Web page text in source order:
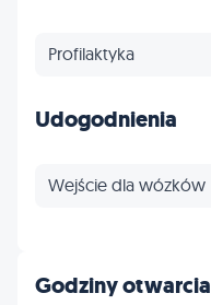
Profilaktyka
Udogodnienia
Wejście dla wózków
Godziny otwarcia